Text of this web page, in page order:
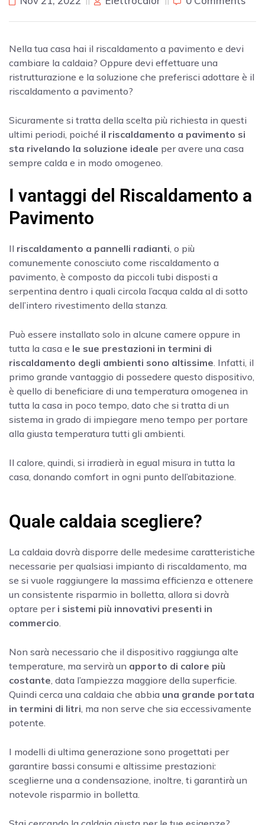
Nella tua casa hai il riscaldamento a pavimento e devi
cambiare la caldaia? Oppure devi effettuare una
ristrutturazione e la soluzione che preferisci adottare è il
riscaldamento a pavimento?
Sicuramente si tratta della scelta più richiesta in questi
ultimi periodi, poiché il riscaldamento a pavimento si
sta rivelando la soluzione ideale per avere una casa
sempre calda e in modo omogeneo.
I vantaggi del Riscaldamento a
Pavimento
Il riscaldamento a pannelli radianti , o più
comunemente conosciuto come riscaldamento a
pavimento, è composto da piccoli tubi disposti a
serpentina dentro i quali circola l’acqua calda al di sotto
dell’intero rivestimento della stanza.
Può essere installato solo in alcune camere oppure in
tutta la casa e le sue prestazioni in termini di
riscaldamento degli ambienti sono altissime . Infatti, il
primo grande vantaggio di possedere questo dispositivo,
è quello di beneficiare di una temperatura omogenea in
tutta la casa in poco tempo, dato che si tratta di un
sistema in grado di impiegare meno tempo per portare
alla giusta temperatura tutti gli ambienti.
Il calore, quindi, si irradierà in egual misura in tutta la
casa, donando comfort in ogni punto dell’abitazione.
Quale caldaia scegliere?
La caldaia dovrà disporre delle medesime caratteristiche
necessarie per qualsiasi impianto di riscaldamento, ma
se si vuole raggiungere la massima efficienza e ottenere
un consistente risparmio in bolletta, allora si dovrà
optare per i sistemi più innovativi presenti in
commercio
Non sarà necessario che il dispositivo raggiunga alte
temperature, ma servirà un apporto di calore più
costante , data l’ampiezza maggiore della superficie.
Quindi cerca una caldaia che abbia una grande portata
in termini di litri , ma non serve che sia eccessivamente
potente.
I modelli di ultima generazione sono progettati per
garantire bassi consumi e altissime prestazioni:
sceglierne una a condensazione, inoltre, ti garantirà un
notevole risparmio in bolletta.